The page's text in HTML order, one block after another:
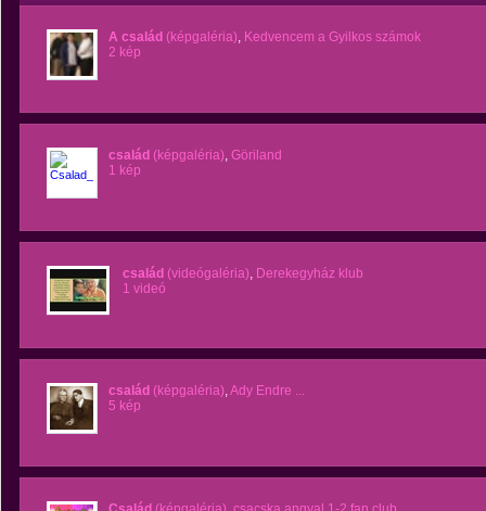
A család (képgaléria), Kedvencem a Gyilkos számok
2 kép
család (képgaléria), Göriland
1 kép
család (videógaléria), Derekegyház klub
1 videó
család (képgaléria),Ady Endre ...
5 kép